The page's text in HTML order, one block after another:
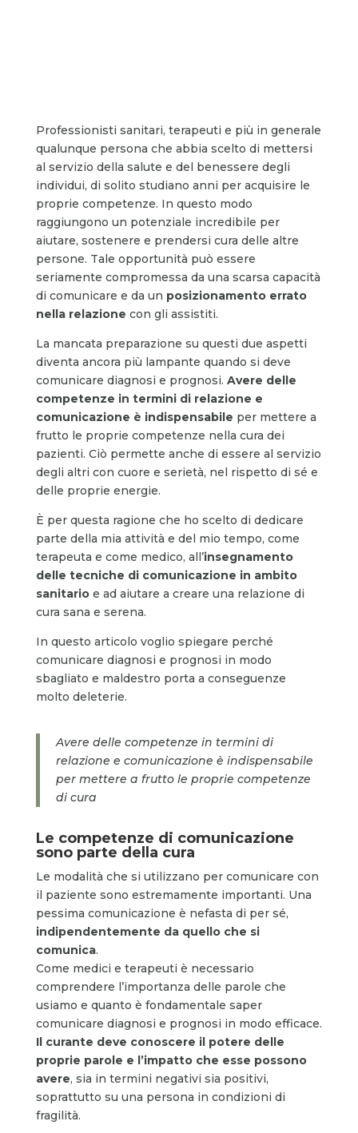
Professionisti sanitari, terapeuti e più in generale
qualunque persona che abbia scelto di mettersi
al servizio della salute e del benessere degli
individui, di solito studiano anni per acquisire le
proprie competenze. In questo modo
raggiungono un potenziale incredibile per
aiutare, sostenere e prendersi cura delle altre
persone. Tale opportunità può essere
seriamente compromessa da una scarsa capacità
di comunicare e da un posizionamento errato
nella relazione con gli assistiti.
La mancata preparazione su questi due aspetti
diventa ancora più lampante quando si deve
comunicare diagnosi e prognosi. Avere delle
competenze in termini di relazione e
comunicazione è indispensabile per mettere a
frutto le proprie competenze nella cura dei
pazienti. Ciò permette anche di essere al servizio
degli altri con cuore e serietà, nel rispetto di sé e
delle proprie energie.
È per questa ragione che ho scelto di dedicare
parte della mia attività e del mio tempo, come
terapeuta e come medico, all’insegnamento
delle tecniche di comunicazione in ambito
sanitarioe ad aiutare a creare una relazione di
cura sana e serena.
In questo articolo voglio spiegare perché
comunicare diagnosi e prognosi in modo
sbagliato e maldestro porta a conseguenze
molto deleterie.
Avere delle competenze in termini di
relazione e comunicazione è indispensabile
per mettere a frutto le proprie competenze
di cura
Le competenze di comunicazione
sono parte della cura
Le modalità che si utilizzano per comunicare con
il paziente sono estremamente importanti. Una
pessima comunicazione è nefasta di per sé,
indipendentemente da quello che si
comunica.
Come medici e terapeuti è necessario
comprendere l’importanza delle parole che
usiamo e quanto è fondamentale saper
comunicare diagnosi e prognosi in modo efficace.
Il curante deve conoscere il potere delle
proprie parole e l’impatto che esse possono
avere, sia in termini negativi sia positivi,
soprattutto su una persona in condizioni di
fragilità.